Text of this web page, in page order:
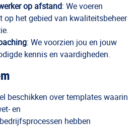
op afstand: We voeren
op het gebied van kwaliteitsbeheer
: We voorzien jou en jouw
kennis en vaardigheden.
beschikken over templates waarin
en
hebben